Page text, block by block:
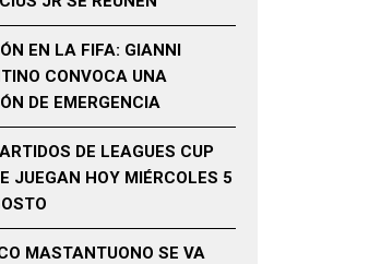
EN LA FIFA: GIANNI
CONVOCA UNA
DE EMERGENCIA
DE LEAGUES CUP
JUEGAN HOY MIÉRCOLES 5
MASTANTUONO SE VA